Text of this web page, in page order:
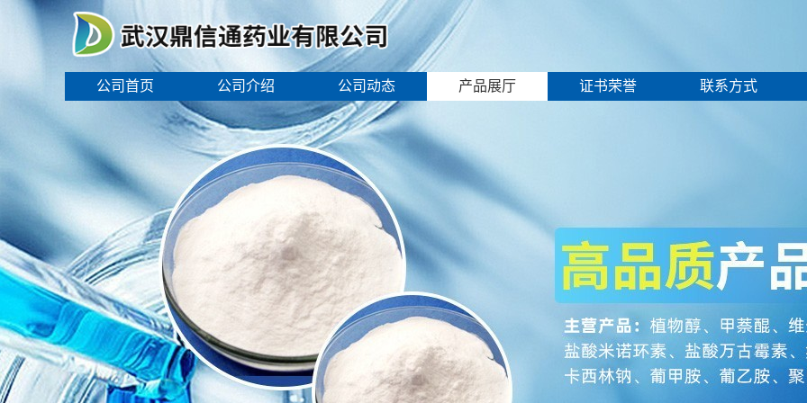
公司首页 公司介绍 公司动态 产品展厅 证书荣誉 联系方式